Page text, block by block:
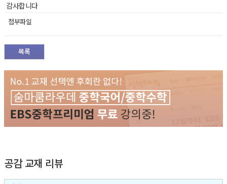
감사합니다
첨부파일
목록
공감 교재 리뷰